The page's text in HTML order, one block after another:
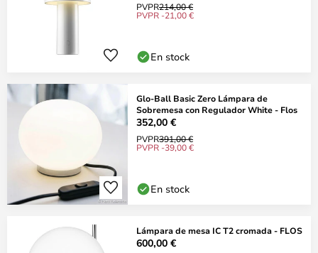
PVPR214,00 €
PVPR -21,00 €
En stock
Glo-Ball Basic Zero Lámpara de
Sobremesa con Regulador White - Flos
352,00 €
PVPR391,00 €
PVPR -39,00 €
En stock
Lámpara de mesa IC T2 cromada - FLOS
600,00 €